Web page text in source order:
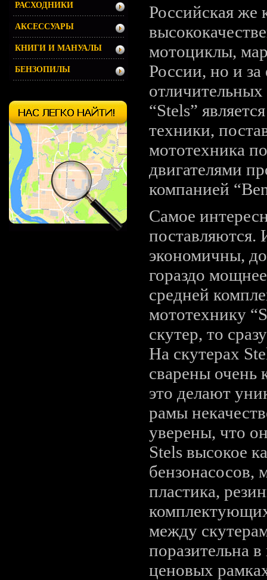
Российская же
мотоциклы,
России, но и
“Stels”
техники,
мототехника
двигателями
компанией
Самое
поставляются.
экономичны,
гораздо
средней
мототехнику
скутер, то
На скутерах
сварены очень
это делают
рамы
уверены, что
Stels высокое
бензонасосов,
пластика,
между
поразительна
ценовых
РАСХОДНИКИ
АКСЕССУАРЫ
КНИГИ И МАНУАЛЫ
БЕНЗОПИЛЫ